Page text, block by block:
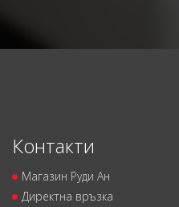
Контакти
Магазин Руди Ан
Директна връзка